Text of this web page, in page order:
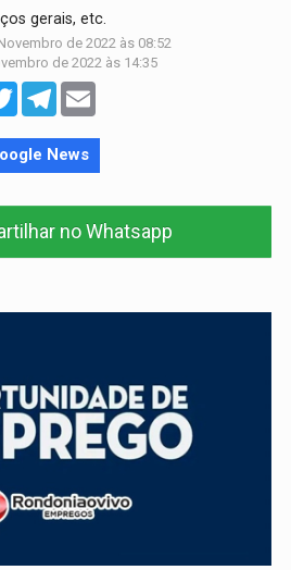
gerais, etc.
de 2022 às 08:52
de 2022 às 14:35
TwitterTelegram
News
no Whatsapp